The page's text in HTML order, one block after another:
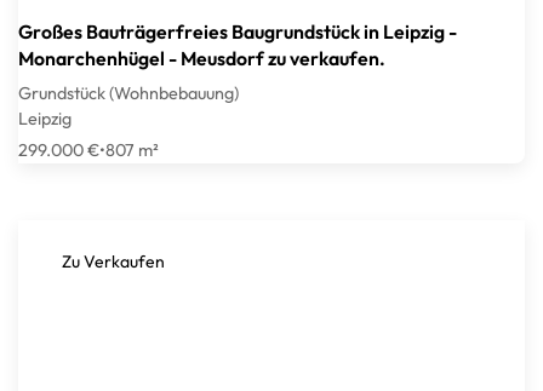
Großes Bauträgerfreies Baugrundstück in Leipzig -
Monarchenhügel - Meusdorf zu verkaufen.
Grundstück (Wohnbebauung)
Leipzig
299.000 €•807 m²
Zu Verkaufen